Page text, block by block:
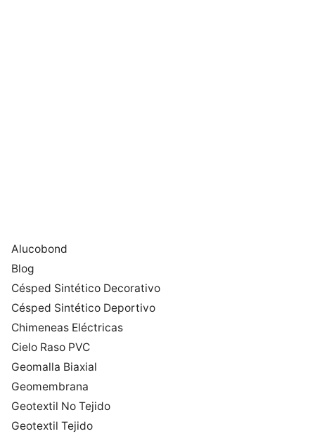
Alucobond
Blog
Césped Sintético Decorativo
Césped Sintético Deportivo
Chimeneas Eléctricas
Cielo Raso PVC
Geomalla Biaxial
Geomembrana
Geotextil No Tejido
Geotextil Tejido